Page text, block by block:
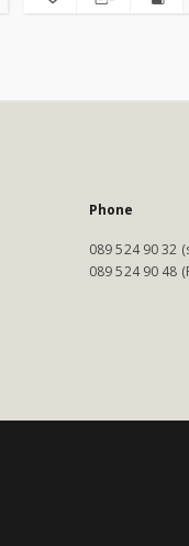
Phone
089 524 90 32
089 524 90 48